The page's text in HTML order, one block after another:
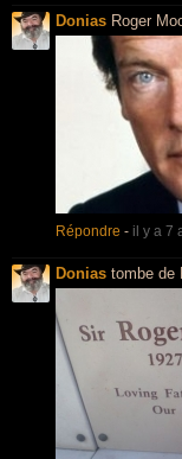
Donias Roger
Répondre - il y a 7
Donias tombe de